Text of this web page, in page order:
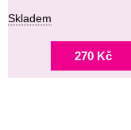
Skladem
270 Kč